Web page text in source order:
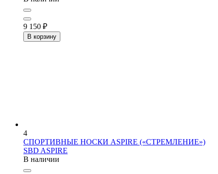
9 150 ₽
В корзину
4
СПОРТИВНЫЕ НОСКИ ASPIRE («СТРЕМЛЕНИЕ»)
SBD ASPIRE
В наличии